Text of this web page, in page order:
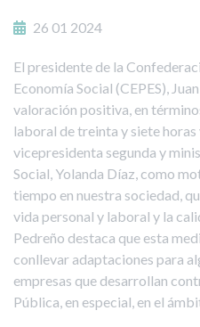
26 01 2024
El presidente de la
Economía Social (CEPES),
valoración positiva, en
laboral de treinta y siete horas
vicepresidenta segunda y
Social, Yolanda Díaz, como
tiempo en nuestra sociedad,
vida personal y laboral y la
Pedreño destaca que esta
conllevar adaptaciones para
empresas que desarrollan
Pública, en especial, en el